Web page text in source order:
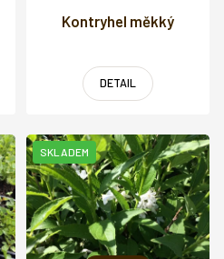
Kontryhel měkký
DETAIL
SKLADEM